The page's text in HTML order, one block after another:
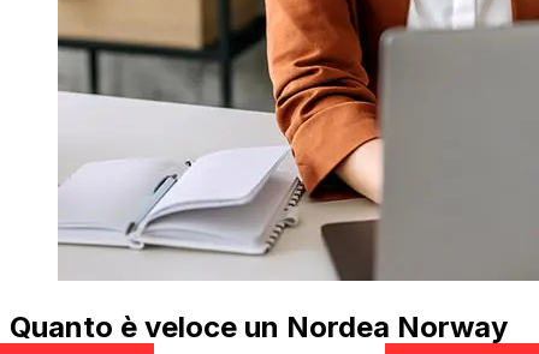
Quanto è veloce un Nordea Norway